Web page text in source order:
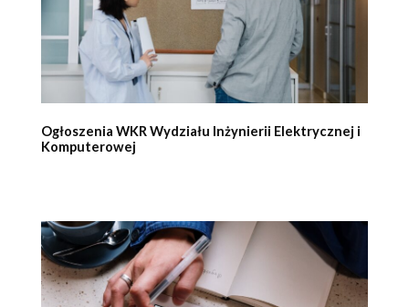
Ogłoszenia WKR Wydziału Inżynierii Elektrycznej i
Komputerowej